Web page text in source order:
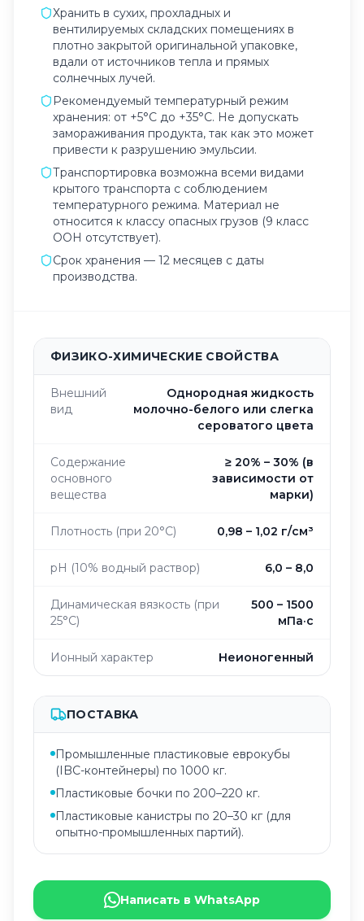
Хранить в сухих, прохладных и
вентилируемых складских помещениях в
плотно закрытой оригинальной упаковке,
вдали от источников тепла и прямых
солнечных лучей.
Рекомендуемый температурный режим
хранения: от +5°C до +35°C. Не допускать
замораживания продукта, так как это может
привести к разрушению эмульсии.
Транспортировка возможна всеми видами
крытого транспорта с соблюдением
температурного режима. Материал не
относится к классу опасных грузов (9 класс
ООН отсутствует).
Срок хранения — 12 месяцев с даты
производства.
ФИЗИКО-ХИМИЧЕСКИЕ СВОЙСТВА
Внешний
вид
Однородная жидкость
молочно-белого или слегка
сероватого цвета
Содержание
основного
вещества
≥ 20% – 30% (в
зависимости от
марки)
Плотность (при 20°C) 0,98 – 1,02 г/см³
pH (10% водный раствор) 6,0 – 8,0
Динамическая вязкость (при
25°C)
500 – 1500
мПа·с
Ионный характер Неионогенный
ПОСТАВКА
Промышленные пластиковые еврокубы
(IBC-контейнеры) по 1000 кг.
Пластиковые бочки по 200–220 кг.
Пластиковые канистры по 20–30 кг (для
опытно-промышленных партий).
Написать в WhatsApp